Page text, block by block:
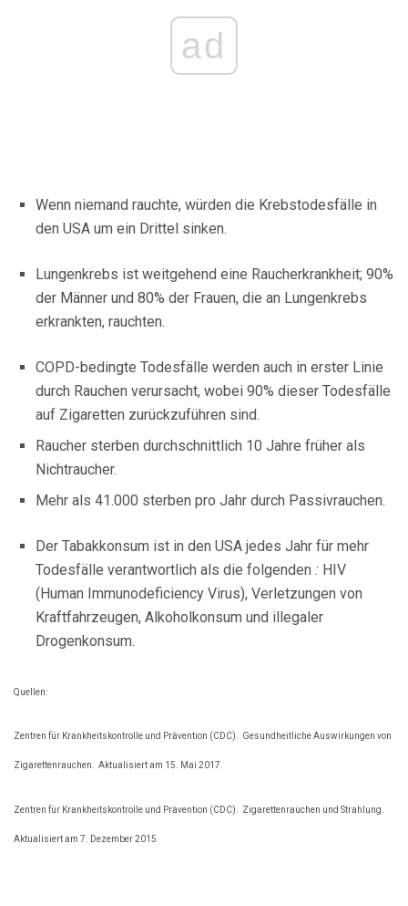
ad
Wenn niemand rauchte, würden die Krebstodesfälle in
den USA um ein Drittel sinken.
Lungenkrebs ist weitgehend eine Raucherkrankheit; 90%
der Männer und 80% der Frauen, die an Lungenkrebs
erkrankten, rauchten.
COPD-bedingte Todesfälle werden auch in erster Linie
durch Rauchen verursacht, wobei 90% dieser Todesfälle
auf Zigaretten zurückzuführen sind.
Raucher sterben durchschnittlich 10 Jahre früher als
Nichtraucher.
Mehr als 41.000 sterben pro Jahr durch Passivrauchen.
Der Tabakkonsum ist in den USA jedes Jahr für mehr
Todesfälle verantwortlich als die folgenden : HIV
(Human Immunodeficiency Virus), Verletzungen von
Kraftfahrzeugen, Alkoholkonsum und illegaler
Drogenkonsum.
Quellen:
Zentren für Krankheitskontrolle und Prävention (CDC). Gesundheitliche Auswirkungen von
Zigarettenrauchen. Aktualisiert am 15. Mai 2017.
Zentren für Krankheitskontrolle und Prävention (CDC). Zigarettenrauchen und Strahlung.
Aktualisiert am 7. Dezember 2015